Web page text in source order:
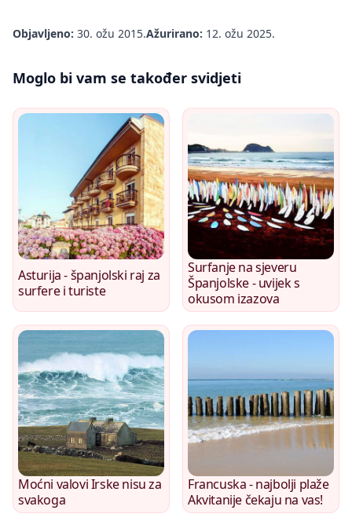
Objavljeno: 30. ožu 2015.Ažurirano: 12. ožu 2025.
Moglo bi vam se također svidjeti
Asturija - španjolski raj za
surfere i turiste
Surfanje na sjeveru
Španjolske - uvijek s
okusom izazova
Moćni valovi Irske nisu za
svakoga
Francuska - najbolji plaže
Akvitanije čekaju na vas!